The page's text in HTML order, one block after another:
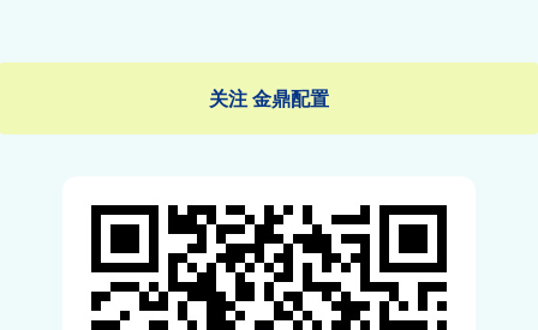
关注 金鼎配置